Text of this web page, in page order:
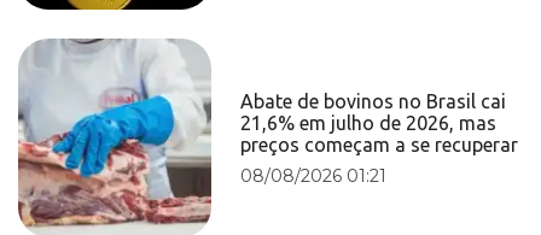
Abate de bovinos no Brasil cai
21,6% em julho de 2026, mas
preços começam a se recuperar
08/08/2026 01:21